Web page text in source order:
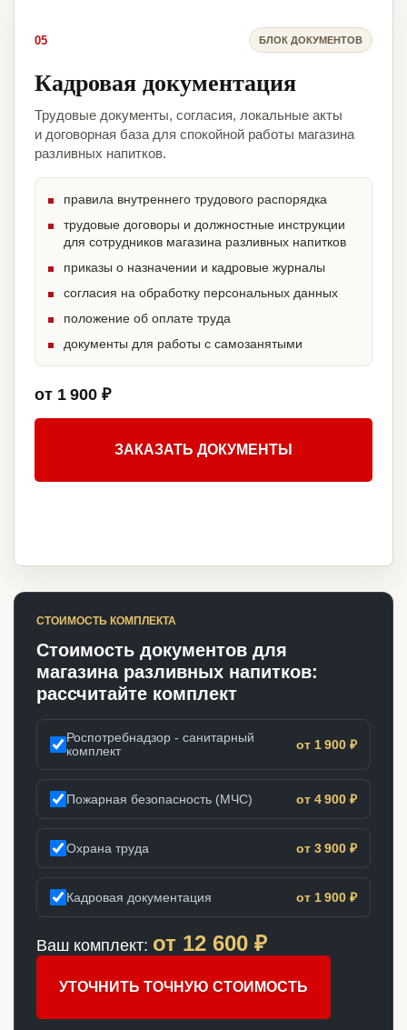
05 БЛОК ДОКУМЕНТОВ
Кадровая документация
Трудовые документы, согласия, локальные акты
и договорная база для спокойной работы магазина
разливных напитков.
правила внутреннего трудового распорядка
трудовые договоры и должностные инструкции
для сотрудников магазина разливных напитков
приказы о назначении и кадровые журналы
согласия на обработку персональных данных
положение об оплате труда
документы для работы с самозанятыми
от 1 900 ₽
ЗАКАЗАТЬ ДОКУМЕНТЫ
СТОИМОСТЬ КОМПЛЕКТА
Стоимость документов для
магазина разливных напитков:
рассчитайте комплект
Роспотребнадзор - санитарный
комплект
от 1 900 ₽
Пожарная безопасность (МЧС) от 4 900 ₽
Охрана труда от 3 900 ₽
Кадровая документация от 1 900 ₽
Ваш комплект: от 12 600 ₽
УТОЧНИТЬ ТОЧНУЮ СТОИМОСТЬ